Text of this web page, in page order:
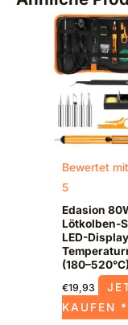
Bewertet
5
Edasion
Lötkolben-
LED-
(180–520°C)
€19,93
KAUFEN *